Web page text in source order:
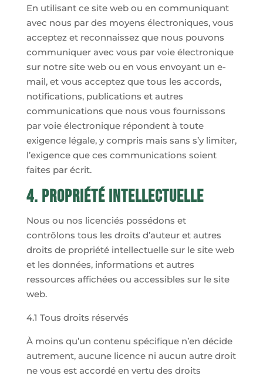
En utilisant ce site web ou en communiquant
avec nous par des moyens électroniques, vous
acceptez et reconnaissez que nous pouvons
communiquer avec vous par voie électronique
sur notre site web ou en vous envoyant un e-
mail, et vous acceptez que tous les accords,
notifications, publications et autres
communications que nous vous fournissons
par voie électronique répondent à toute
exigence légale, y compris mais sans s’y limiter,
l’exigence que ces communications soient
faites par écrit.
4. Propriété intellectuelle
Nous ou nos licenciés possédons et
contrôlons tous les droits d’auteur et autres
droits de propriété intellectuelle sur le site web
et les données, informations et autres
ressources affichées ou accessibles sur le site
web.
4.1 Tous droits réservés
À moins qu’un contenu spécifique n’en décide
autrement, aucune licence ni aucun autre droit
ne vous est accordé en vertu des droits